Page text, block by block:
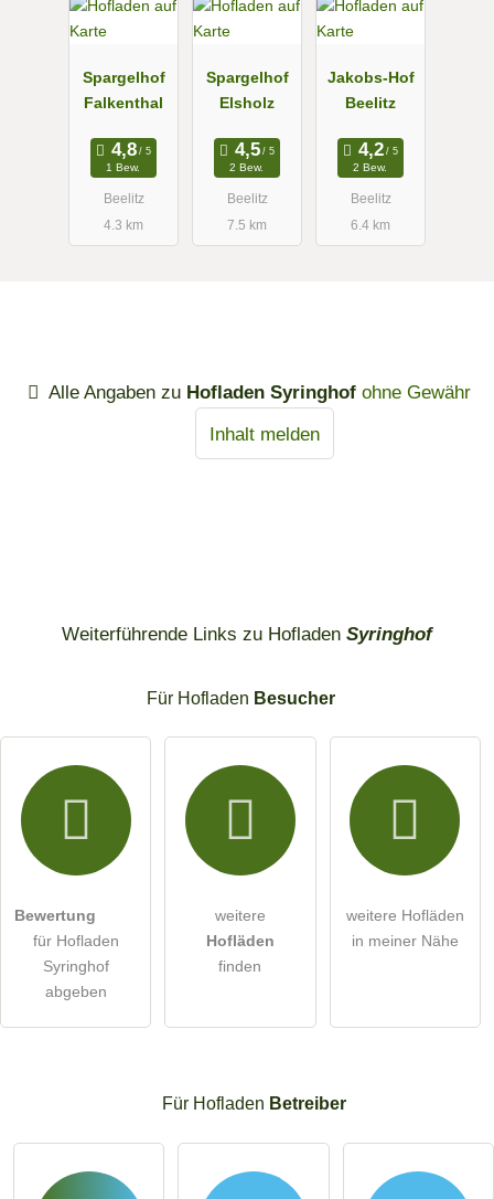
Spargelhof
Falkenthal
1 Bew.
Beelitz
4.3 km
Spargelhof
Elsholz
2 Bew.
Beelitz
7.5 km
Jakobs-Hof
Beelitz
2 Bew.
Beelitz
6.4 km
Alle Angaben zu Hofladen Syringhof ohne Gewähr
Inhalt melden
Weiterführende Links zu Hofladen Syringhof
Für Hofladen Besucher
Bewertung
für Hofladen
Syringhof
abgeben
weitere
Hofläden
finden
weitere Hofläden
in meiner Nähe
Für Hofladen Betreiber